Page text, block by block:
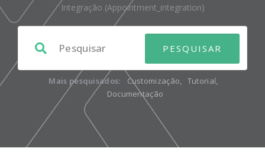
Integração (appointment_integration)
Mais pesquisados: Customização, Tutorial,
Documentação